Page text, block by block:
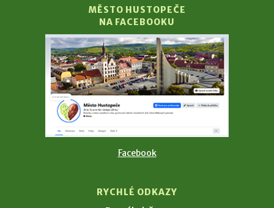
MĚSTO HUSTOPEČE
NA FACEBOOKU
Facebook
RYCHLÉ ODKAZY